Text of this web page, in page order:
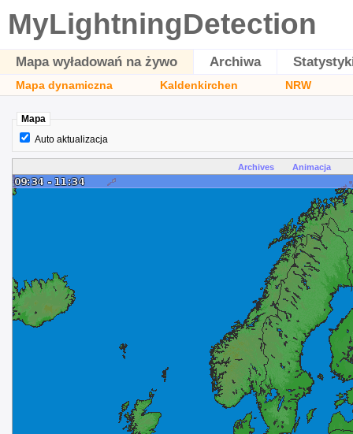
MyLightningDetection
Mapa wyładowań na żywo Archiwa
Mapa dynamiczna Kaldenkirchen NRW
Mapa
Auto aktualizacja
Archives Animacja